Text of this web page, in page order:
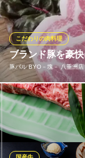
す。本物のドイツ
フランツィス
本場ドイツレス
地下鉄銀座線日
東京都中央区日本橋
ブランド豚を豪
豚バル BYO－塊－ 八重洲店
こだわりの肉料理
豚バルと言えば、
肉の塊を皆様でど
豚』！！ まさに！